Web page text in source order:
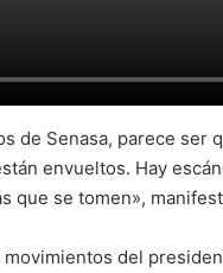
de Senasa, parece ser
envueltos. Hay
que se tomen»,
movimientos del